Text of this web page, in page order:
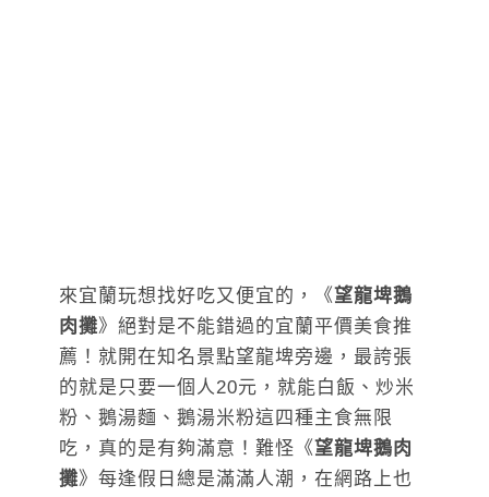
來宜蘭玩想找好吃又便宜的，《望龍埤鵝
肉攤》絕對是不能錯過的宜蘭平價美食推
薦！就開在知名景點望龍埤旁邊，最誇張
的就是只要一個人20元，就能白飯、炒米
粉、鵝湯麵、鵝湯米粉這四種主食無限
吃，真的是有夠滿意！難怪《望龍埤鵝肉
攤》每逢假日總是滿滿人潮，在網路上也